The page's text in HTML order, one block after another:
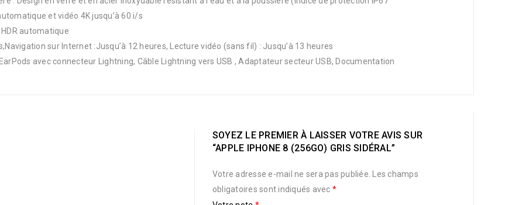
et vidéo 4K jusqu’à 60 i/s
automatique
sur Internet :Jusqu’à 12 heures, Lecture vidéo (sans fil) : Jusqu’à 13 heures
avec connecteur Lightning, Câble Lightning vers USB , Adaptateur secteur USB, Documentation
SOYEZ LE PREMIER À LAISSER VOTRE AVIS SUR
“APPLE IPHONE 8 (256GO) GRIS SIDÉRAL”
Votre adresse e-mail ne sera pas publiée.
Les champs
obligatoires sont indiqués avec *